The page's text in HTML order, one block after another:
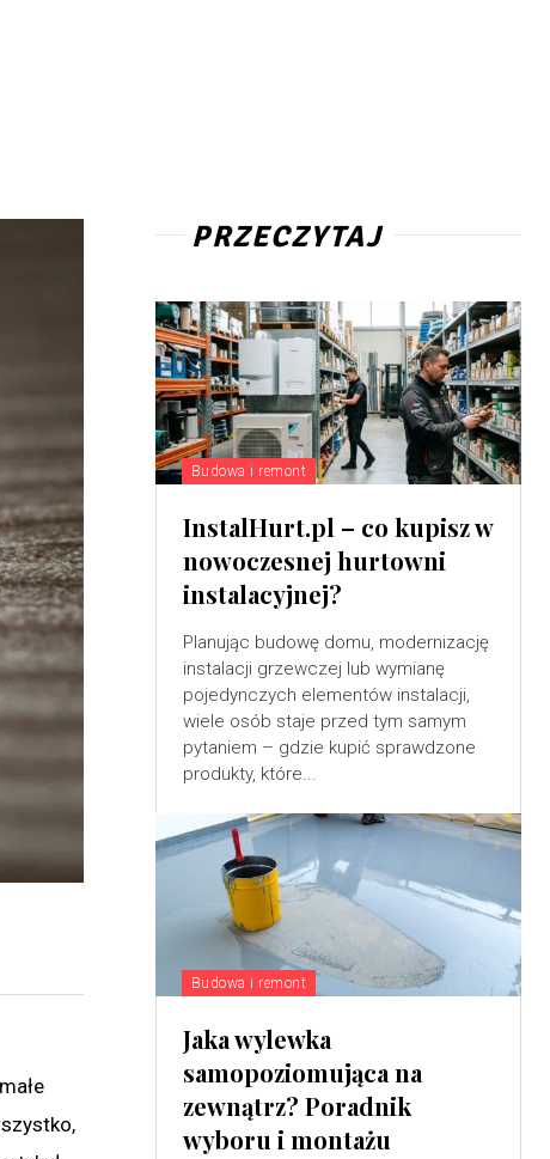
PRZECZYTAJ
Budowa i remont
InstalHurt.pl – co kupisz w
nowoczesnej hurtowni
instalacyjnej?
Planując budowę domu, modernizację
instalacji grzewczej lub wymianę
pojedynczych elementów instalacji,
wiele osób staje przed tym samym
pytaniem – gdzie kupić sprawdzone
produkty, które...
Budowa i remont
Jaka wylewka
samopoziomująca na
zewnątrz? Poradnik
wyboru i montażu